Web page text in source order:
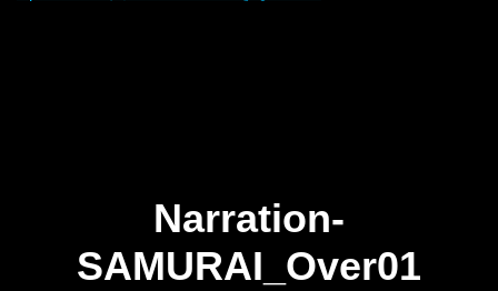
Narration-
SAMURAI_Over01